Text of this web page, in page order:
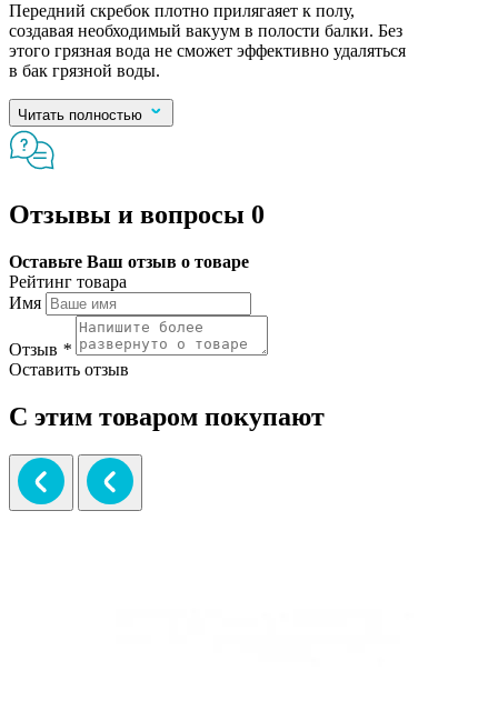
Передний скребок плотно прилягаяет к полу,
создавая необходимый вакуум в полости балки. Без
этого грязная вода не сможет эффективно удаляться
в бак грязной воды.
Читать полностью
Отзывы и вопросы 0
Оставьте Ваш отзыв о товаре
Рейтинг товара
Имя
Отзыв *
Оставить отзыв
С этим товаром покупают